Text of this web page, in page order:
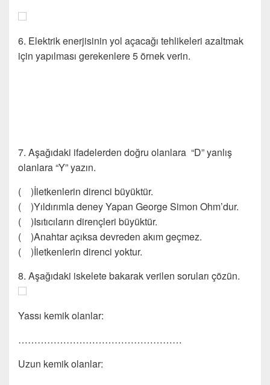
6. Elektrik enerjisinin yol açacağı tehlikeleri azaltmak
için yapılması gerekenlere 5 örnek verin.
7. Aşağıdaki ifadelerden doğru olanlara “D” yanlış
olanlara “Y” yazın.
( )İletkenlerin direnci büyüktür.
( )Yıldırımla deney Yapan George Simon Ohm’dur.
( )Isıtıcıların dirençleri büyüktür.
( )Anahtar açıksa devreden akım geçmez.
( )İletkenlerin direnci yoktur.
8. Aşağıdaki iskelete bakarak verilen soruları çözün.
Yassı kemik olanlar:
……………………………………………
Uzun kemik olanlar: